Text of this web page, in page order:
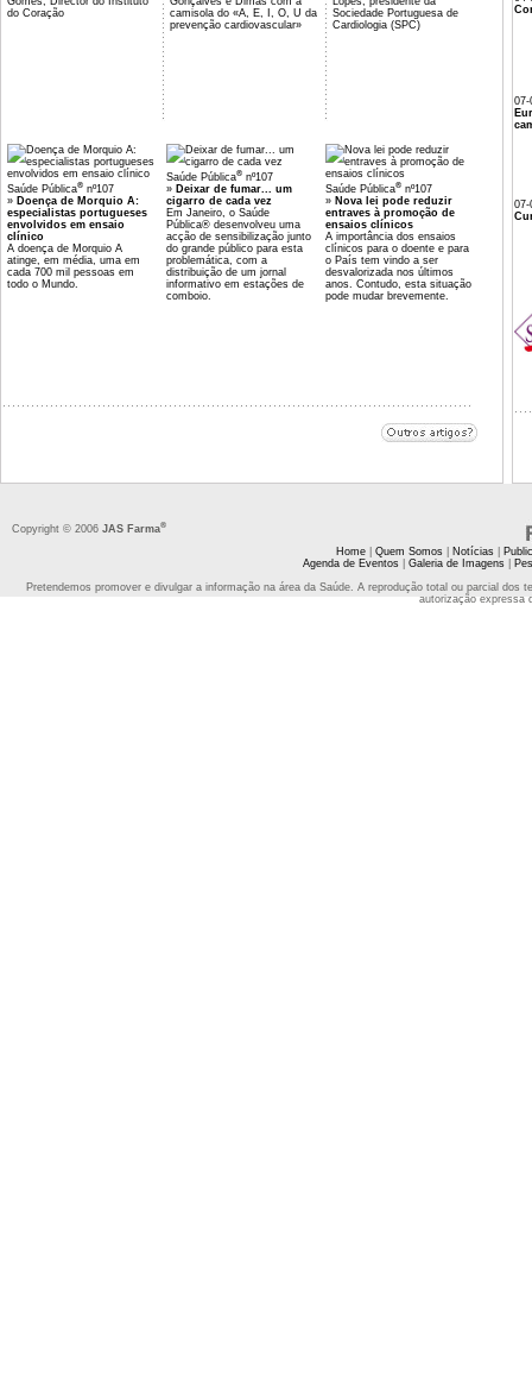
do Coração
camisola do «A, E, I, O, U da
prevenção cardiovascular»
Sociedade Portuguesa de
Cardiologia (SPC)
Saúde Pública® nº107
» Doença de Morquio A:
especialistas portugueses
envolvidos em ensaio
clínico
A doença de Morquio A
atinge, em média, uma em
cada 700 mil pessoas em
todo o Mundo.
Saúde Pública® nº107
» Deixar de fumar... um
cigarro de cada vez
Em Janeiro, o Saúde
Pública® desenvolveu uma
acção de sensibilização junto
do grande público para esta
problemática, com a
distribuição de um jornal
informativo em estações de
comboio.
Saúde Pública® nº107
» Nova lei pode reduzir
entraves à promoção de
ensaios clínicos
A importância dos ensaios
clínicos para o doente e para
o País tem vindo a ser
desvalorizada nos últimos
anos. Contudo, esta situação
pode mudar brevemente.
07-
07-
Copyright © 2006 JAS Farma®
Home| Quem Somos| Notícias|
Agenda de Eventos| Galeria de Imagens|
Pretendemos promover e divulgar a informação na área da Saúde. A reprodução total ou parcial
autorização expressa